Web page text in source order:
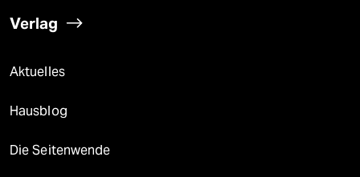
Verlag
Aktuelles
Hausblog
Die Seitenwende